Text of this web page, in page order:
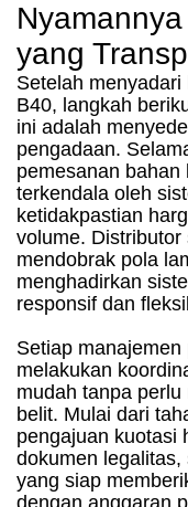
yang
Setelah
B40, langkah
ini adalah
pengadaan.
pemesanan bahan
terkendala oleh
ketidakpastian
volume.
mendobrak pola
menghadirkan
responsif dan
Setiap
melakukan
mudah tanpa
belit. Mulai dari
pengajuan kuotasi
dokumen
yang siap
dengan anggaran